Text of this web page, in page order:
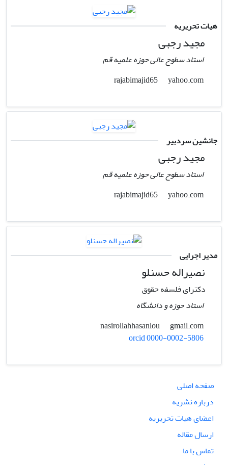
هیات تحریریه
مجید رجبی
استاد سطوح عالی حوزه علمیه قم
yahoo.com
جانشین سردبیر
مجید رجبی
استاد سطوح عالی حوزه علمیه قم
yahoo.com
مدیر اجرایی
نصیراله حسنلو
دکترای فلسفه حقوق
استاد حوزه و دانشگاه
gmail.com
orcid 0000-0002-5806
صفحه اصلی
درباره نشریه
اعضای هیات تحریریه
ارسال مقاله
تماس با ما